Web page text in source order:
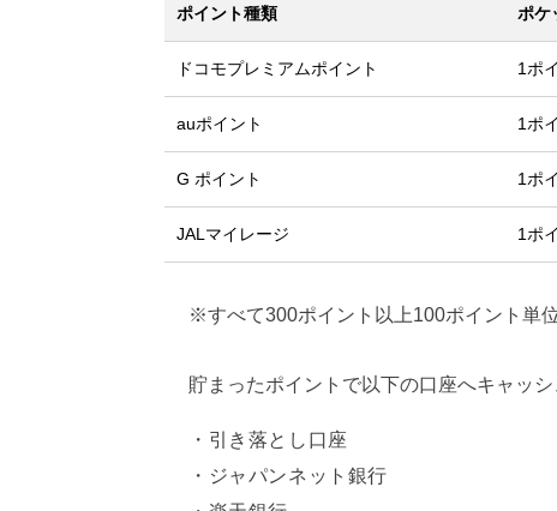
ポイント種類 ポケ
ドコモプレミアムポイント 1ポ
auポイント 1ポ
G ポイント 1ポ
JALマイレージ 1ポ
※すべて300ポイント以上100ポイント単
貯まったポイントで以下の口座へキャッ
引き落とし口座
ジャパンネット銀行